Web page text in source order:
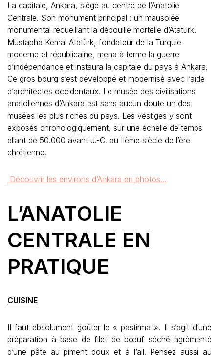
La capitale, Ankara, siège au centre de l’Anatolie
Centrale. Son monument principal : un mausolée
monumental recueillant la dépouille mortelle d’Atatürk.
Mustapha Kemal Atatürk, fondateur de la Turquie
moderne et républicaine, mena à terme la guerre
d’indépendance et instaura la capitale du pays à Ankara.
Ce gros bourg s’est développé et modernisé avec l’aide
d’architectes occidentaux. Le musée des civilisations
anatoliennes d’Ankara est sans aucun doute un des
musées les plus riches du pays. Les vestiges y sont
exposés chronologiquement, sur une échelle de temps
allant de 50.000 avant J.-C. au IIème siècle de l’ère
chrétienne.
Découvrir les environs d’Ankara en photos…
L’ANATOLIE
CENTRALE EN
PRATIQUE
CUISINE
II faut absolument goûter le « pastirma ». Il s’agit d’une
préparation à base de filet de bœuf séché agrémenté
d’une pâte au piment doux et à l’ail. Pensez aussi au